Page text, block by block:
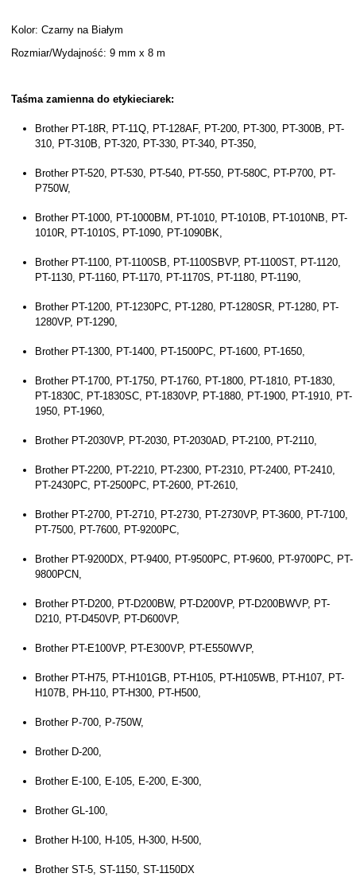
Kolor: Czarny na Białym
Rozmiar/Wydajność: 9 mm x 8 m
Taśma zamienna do etykieciarek:
Brother PT-18R, PT-11Q, PT-128AF, PT-200, PT-300, PT-300B, PT-
310, PT-310B, PT-320, PT-330, PT-340, PT-350,
Brother PT-520, PT-530, PT-540, PT-550, PT-580C, PT-P700, PT-
P750W,
Brother PT-1000, PT-1000BM, PT-1010, PT-1010B, PT-1010NB, PT-
1010R, PT-1010S, PT-1090, PT-1090BK,
Brother PT-1100, PT-1100SB, PT-1100SBVP, PT-1100ST, PT-1120,
PT-1130, PT-1160, PT-1170, PT-1170S, PT-1180, PT-1190,
Brother PT-1200, PT-1230PC, PT-1280, PT-1280SR, PT-1280, PT-
1280VP, PT-1290,
Brother PT-1300, PT-1400, PT-1500PC, PT-1600, PT-1650,
Brother PT-1700, PT-1750, PT-1760, PT-1800, PT-1810, PT-1830,
PT-1830C, PT-1830SC, PT-1830VP, PT-1880, PT-1900, PT-1910, PT-
1950, PT-1960,
Brother PT-2030VP, PT-2030, PT-2030AD, PT-2100, PT-2110,
Brother PT-2200, PT-2210, PT-2300, PT-2310, PT-2400, PT-2410,
PT-2430PC, PT-2500PC, PT-2600, PT-2610,
Brother PT-2700, PT-2710, PT-2730, PT-2730VP, PT-3600, PT-7100,
PT-7500, PT-7600, PT-9200PC,
Brother PT-9200DX, PT-9400, PT-9500PC, PT-9600, PT-9700PC, PT-
9800PCN,
Brother PT-D200, PT-D200BW, PT-D200VP, PT-D200BWVP, PT-
D210, PT-D450VP, PT-D600VP,
Brother PT-E100VP, PT-E300VP, PT-E550WVP,
Brother PT-H75, PT-H101GB, PT-H105, PT-H105WB, PT-H107, PT-
H107B, PH-110, PT-H300, PT-H500,
Brother P-700, P-750W,
Brother D-200,
Brother E-100, E-105, E-200, E-300,
Brother GL-100,
Brother H-100, H-105, H-300, H-500,
Brother ST-5, ST-1150, ST-1150DX